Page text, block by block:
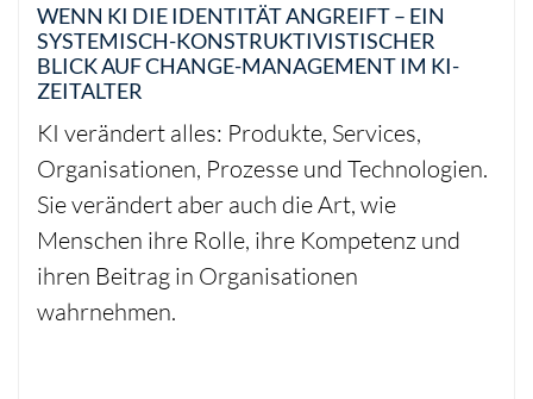
WENN KI DIE IDENTITÄT ANGREIFT – EIN
SYSTEMISCH-KONSTRUKTIVISTISCHER
BLICK AUF CHANGE-MANAGEMENT IM KI-
ZEITALTER
KI verändert alles: Produkte, Services,
Organisationen, Prozesse und Technologien.
Sie verändert aber auch die Art, wie
Menschen ihre Rolle, ihre Kompetenz und
ihren Beitrag in Organisationen
wahrnehmen.